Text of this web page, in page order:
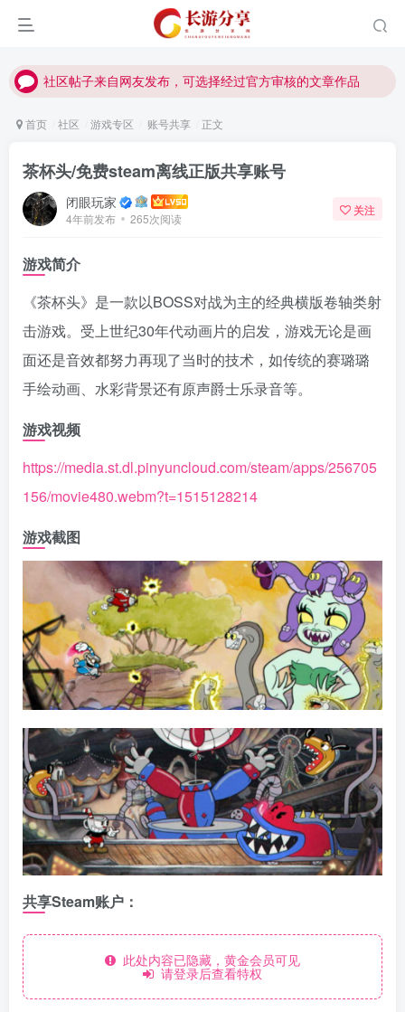
社区帖子来自网友发布，可选择经过官方审核的文章作品
社区帖子来自网友发布，可选择经过官方审核的文章作品
首页 社区 游戏专区 账号共享 正文
茶杯头/免费steam离线正版共享账号
闭眼玩家
4年前发布 265次阅读
关注
游戏简介
《茶杯头》是一款以BOSS对战为主的经典横版卷轴类射
击游戏。受上世纪30年代动画片的启发，游戏无论是画
面还是音效都努力再现了当时的技术，如传统的赛璐璐
手绘动画、水彩背景还有原声爵士乐录音等。
游戏视频
https://media.st.dl.pinyuncloud.com/steam/apps/256705
156/movie480.webm?t=1515128214
游戏截图
共享Steam账户：
此处内容已隐藏，黄金会员可见
请登录后查看特权